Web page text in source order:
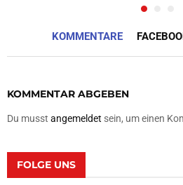
KOMMENTARE
KOMMENTAR ABGEBEN
Du musst angemeldet sein, um einen
FOLGE UNS